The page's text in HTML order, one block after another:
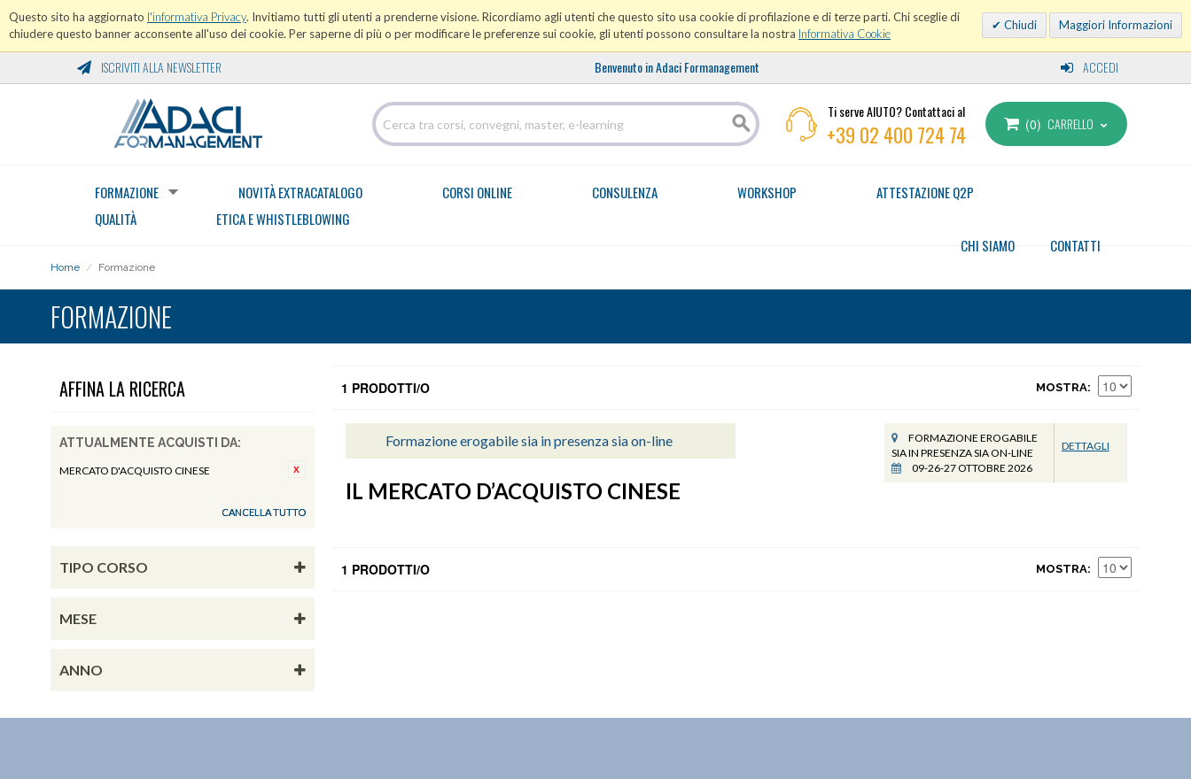
Questo sito ha aggiornato l'informativa Privacy. Invitiamo tutti gli utenti a prenderne visione. Ricordiamo agli utenti che questo sito usa cookie di profilazione e di terze parti. Chi sceglie di
chiudere questo banner acconsente all'uso dei cookie. Per saperne di più o per modificare le preferenze sui cookie, gli utenti possono consultare la nostra Informativa Cookie
Chiudi Maggiori Informazioni
ISCRIVITI ALLA NEWSLETTER Benvenuto in Adaci Formanagement ACCEDI
Ti serve AIUTO? Contattaci al
+39 02 400 724 74 0 CARRELLO
FORMAZIONE NOVITÀ EXTRACATALOGO CORSI ONLINE CONSULENZA WORKSHOP
ATTESTAZIONE Q2P
QUALITÀ
ETICA E WHISTLEBLOWING
CONTATTI
CHI SIAMO
Home / Formazione
FORMAZIONE
AFFINA LA RICERCA
ATTUALMENTE ACQUISTI DA:
MERCATO D'ACQUISTO CINESE
CANCELLA TUTTO
TIPO CORSO
MESE
ANNO
1 PRODOTTI/O MOSTRA
Formazione erogabile sia in presenza sia on-line
IL MERCATO D’ACQUISTO CINESE
FORMAZIONE EROGABILE
SIA IN PRESENZA SIA ON-LINE
09-26-27 OTTOBRE 2026
DETTAGLI
1 PRODOTTI/O MOSTRA